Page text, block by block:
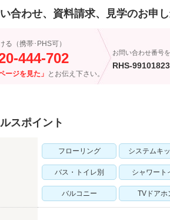
合わせ、資料請求、見学のお申
る（携帯･PHS可）
444-702
ージを見た」 とお伝え下さい。
お問い合わせ番号
RHS-
スポイント
フローリング システムキ
バス・トイレ別 シャワート
バルコニー TVドアホ